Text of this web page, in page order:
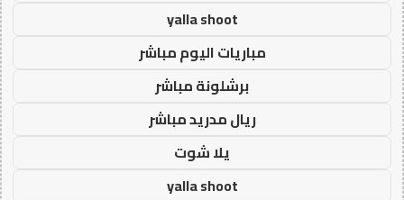
yalla shoot
مباريات اليوم مباشر
برشلونة مباشر
ريال مدريد مباشر
يلا شوت
yalla shoot